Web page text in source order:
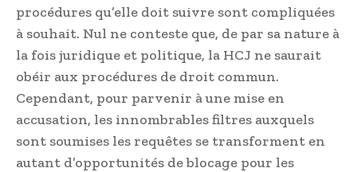
procédures qu’elle doit suivre sont compliquées
à souhait. Nul ne conteste que, de par sa nature à
la fois juridique et politique, la HCJ ne saurait
obéir aux procédures de droit commun.
Cependant, pour parvenir à une mise en
accusation, les innombrables filtres auxquels
sont soumises les requêtes se transforment en
autant d’opportunités de blocage pour les